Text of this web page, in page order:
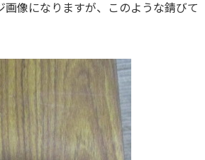
像になりますが、このような錆びて